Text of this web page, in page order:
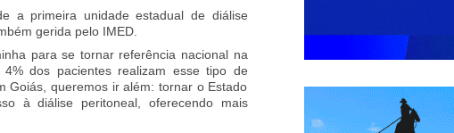
a primeira unidade estadual de diálise
gerida pelo IMED.
para se tornar referência nacional na
dos pacientes realizam esse tipo de
Goiás, queremos ir além: tornar o Estado
à diálise peritoneal, oferecendo mais